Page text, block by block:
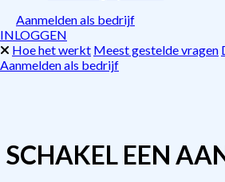
Aanmelden als bedrijf
INLOGGEN
Hoe het werkt Meest gestelde vragen
Aanmelden als bedrijf
SCHAKEL EEN